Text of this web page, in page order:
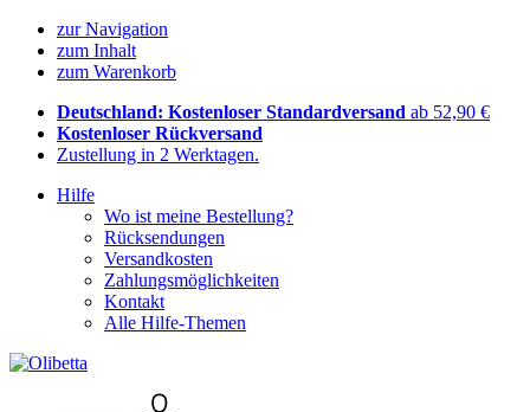
zur Navigation
zum Inhalt
zum Warenkorb
Deutschland: Kostenloser Standardversand ab 52,90 €
Kostenloser Rückversand
Zustellung in 2 Werktagen.
Hilfe
Wo ist meine Bestellung?
Rücksendungen
Versandkosten
Zahlungsmöglichkeiten
Kontakt
Alle Hilfe-Themen